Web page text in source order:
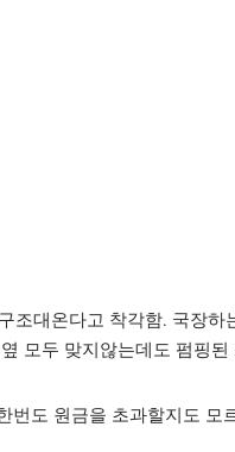
조대온다고 착각함. 국장
모두 맞지않는데도 펌핑
번도 원금을 초과할지도